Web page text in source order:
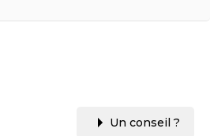
Un conseil ?